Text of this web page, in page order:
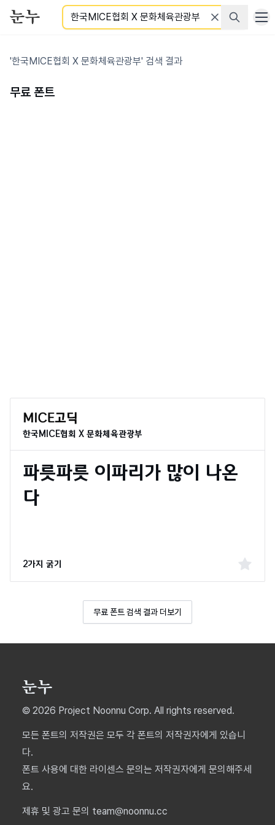
검색
'한국MICE협회 X 문화체육관광부' 검색 결과
무료 폰트
한국MICE협회 X 문화체육관광부
2가지 굵기
무료 폰트 검색 결과 더보기
© 2026 Project Noonnu Corp. All rights reserved.
모든 폰트의 저작권은 모두 각 폰트의 저작권자에게 있습니
다.
폰트 사용에 대한 라이센스 문의는 저작권자에게 문의해주세
요.
제휴 및 광고 문의 team@noonnu.cc